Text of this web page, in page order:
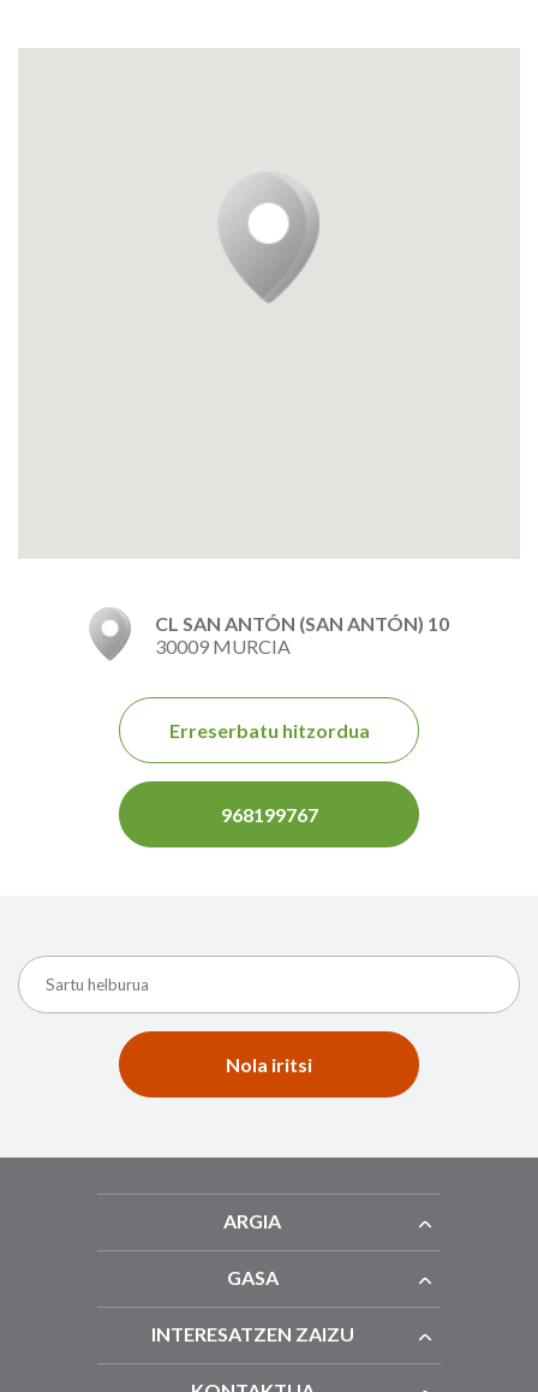
CL SAN ANTÓN (SAN ANTÓN) 10
30009 MURCIA
Erreserbatu hitzordua
968199767
Nola iritsi
ARGIA
GASA
INTERESATZEN ZAIZU